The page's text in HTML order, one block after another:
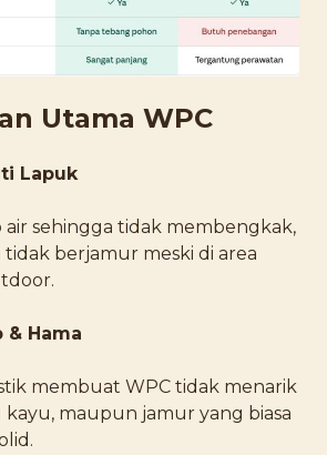
Utama WPC
Lapuk
air sehingga tidak membengkak,
berjamur meski di area
& Hama
membuat WPC tidak menarik
kayu, maupun jamur yang biasa